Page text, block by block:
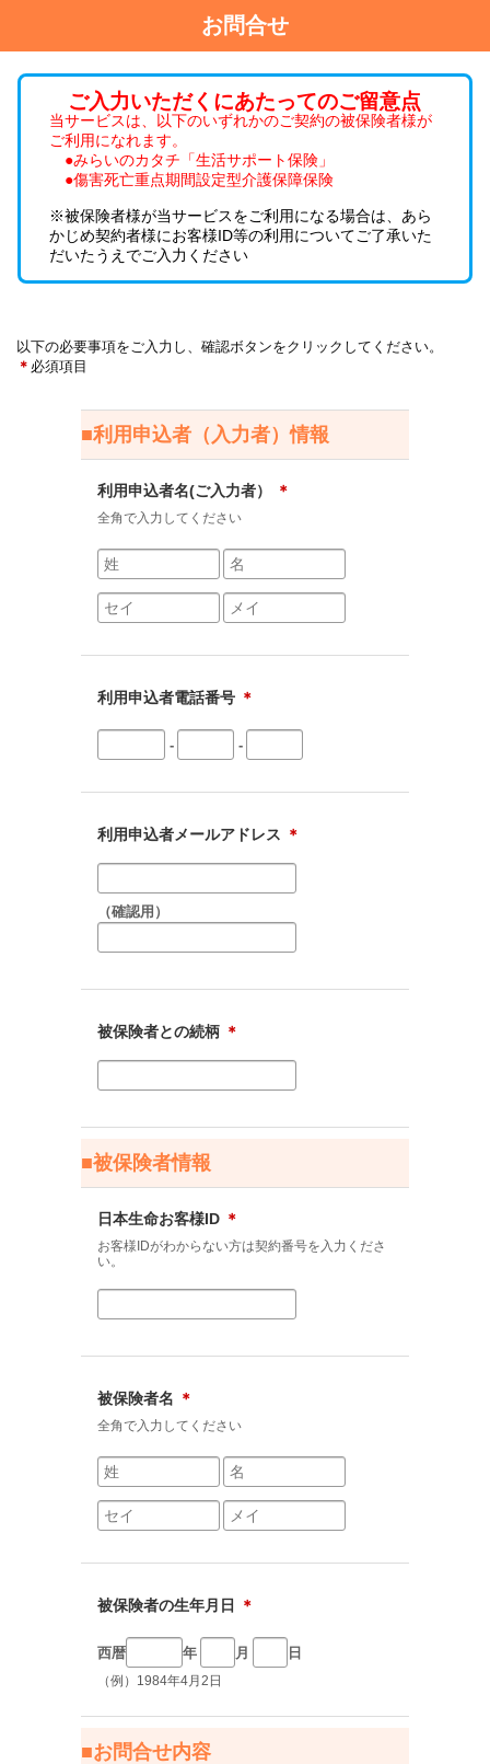
お問合せ
ご入力いただくにあたってのご留意点
当サービスは、以下のいずれかのご契約の被保険者様が
ご利用になれます。
●みらいのカタチ「生活サポート保険」
●傷害死亡重点期間設定型介護保障保険
※被保険者様が当サービスをご利用になる場合は、あら
かじめ契約者様にお客様ID等の利用についてご了承いた
だいたうえでご入力ください
以下の必要事項をご入力し、確認ボタンをクリックしてください。
＊ 必須項目
■利用申込者（入力者）情報
利用申込者名(ご入力者） ＊
全角で入力してください
利用申込者電話番号 ＊
- -
利用申込者メールアドレス ＊
（確認用）
被保険者との続柄 ＊
■被保険者情報
日本生命お客様ID ＊
お客様IDがわからない方は契約番号を入力くださ
い。
被保険者名 ＊
全角で入力してください
被保険者の生年月日 ＊
西暦 年 月 日
（例）1984年4月2日
■お問合せ内容